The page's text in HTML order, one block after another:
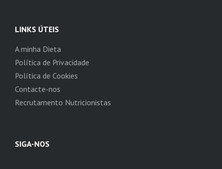
LINKS ÚTEIS
A minha Dieta
Política de Privacidade
Política de Cookies
Contacte-nos
Recrutamento Nutricionistas
SIGA-NOS